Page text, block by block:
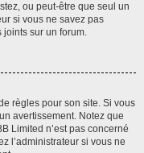
ou peut-être que seul un
si vous ne savez pas
sur un forum.
règles pour son site. Si vous
avertissement. Notez que
Limited n’est pas concerné
l’administrateur si vous ne